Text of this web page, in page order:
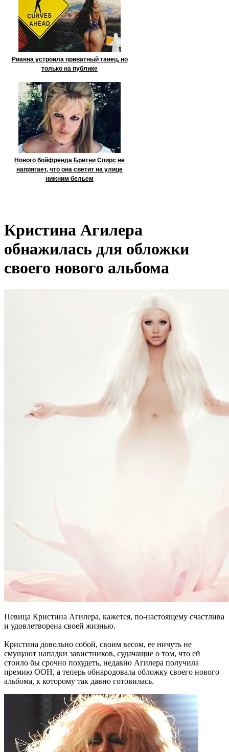
Рианна устроила приватный танец, но
только на публике
Нового бойфренда Бритни Спирс не
напрягает, что она светит на улице
нижним бельем
Кристина Агилера
обнажилась для обложки
своего нового альбома
Певица Кристина Агилера, кажется, по-настоящему счастлива
и удовлетворена своей жизнью.
Кристина довольно собой, своим весом, ее ничуть не
смущают нападки завистников, судачащие о том, что ей
стоило бы срочно похудеть, недавно Агилера получила
премию ООН, а теперь обнародовала обложку своего нового
альбома, к которому так давно готовилась.